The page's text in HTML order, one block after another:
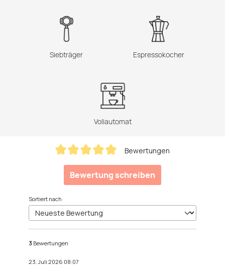
Siebträger Espressokocher
Vollautomat
Bewertungen
Bewertung schreiben
Sortiert nach
3 Bewertungen
23. Juli 2026 08:07